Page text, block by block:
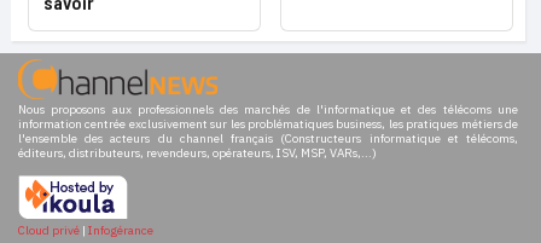
Nous proposons aux professionnels des marchés de l'informatique et des télécoms une
information centrée exclusivement sur les problématiques business, les pratiques métiers de
l'ensemble des acteurs du channel français (Constructeurs informatique et télécoms,
éditeurs, distributeurs, revendeurs, opérateurs, ISV, MSP, VARs,...)
Cloud privé | Infogérance